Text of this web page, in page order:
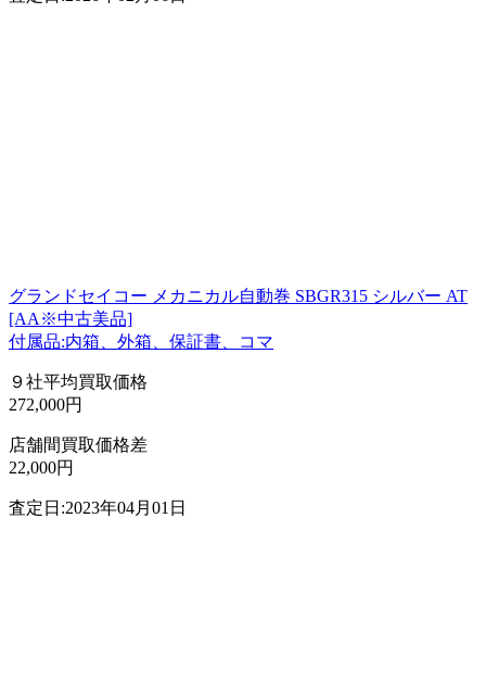
グランドセイコー メカニカル自動巻 SBGR315 シルバー AT
[AA※中古美品]
付属品:内箱、外箱、保証書、コマ
９社平均買取価格
272,000円
店舗間買取価格差
22,000円
査定日:2023年04月01日